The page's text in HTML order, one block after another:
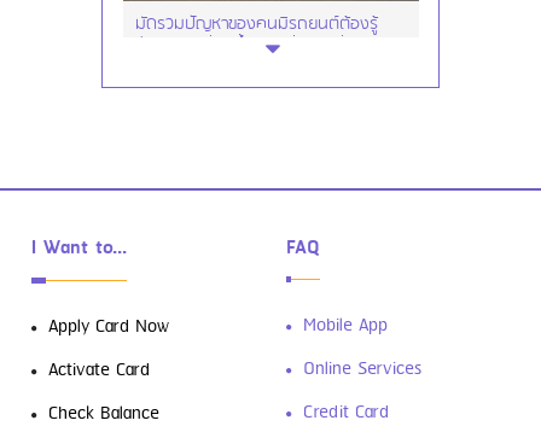
มัดรวมปัญหาของคนมีรถยนต์ต้องรู้
ซ่อมรถ เปลี่ยนน้ำมันเครื่อง เปลี่ยนยาง
ดาวน์โหลดฟรี! 4 แอปการเงินที่ต้องมีติด
I Want to...
Apply Card Now
Activate Card
Check Balance
FAQ
Mobile App
Online Services
Credit Card